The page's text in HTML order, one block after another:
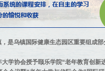
是乌镇国际健康生态园区重要组成
学协会授予颐乐学院“老年教育创